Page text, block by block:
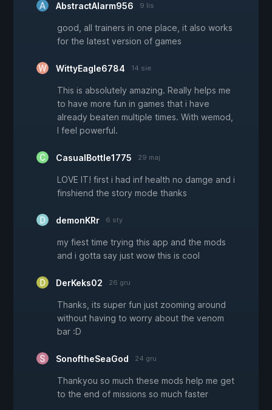
AbstractAlarm956 9 lis
good, all trainers in one place, it also works
for the latest version of games
WittyEagle6784 14 sie
This is absolutely amazing. Really helps me
to have more fun in games that i have
already beaten multiple times. With wemod,
I feel powerful.
CasualBottle1775 29 maj
LOVE IT! first i had inf health no damge and i
finshiend the story mode thanks
demonKRr 6 sty
my fiest time trying this app and the mods
and i gotta say just wow this is cool
DerKeks02 26 gru
Thanks, its super fun just zooming around
without having to worry about the venom
bar :D
SonoftheSeaGod 24 gru
Thankyou so much these mods help me get
to the end of missions so much faster